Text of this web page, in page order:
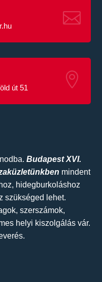

út 51 
Budapest XVI.
mindent
hidegburkoláshoz
szükséged lehet.
szerszámok,
helyi kiszolgálás vár.